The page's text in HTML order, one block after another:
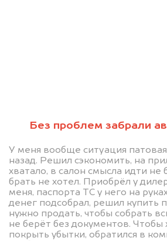
Без проблем забрали
У меня вообще ситуация патовая
назад. Решил сэкономить, на
хватало, в салон смысла идти не
брать не хотел. Приобрёл у
меня, паспорта ТС у него на
денег подсобрал, решил купить
нужно продать, чтобы собрать
не берёт без документов. Чтобы
покрыть убытки, обратился в
Узнать